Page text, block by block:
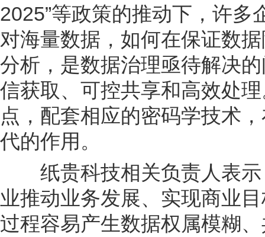
2025”等政策的推动下，许
对海量数据，如何在保证数
分析，是数据治理亟待解决
信获取、可控共享和高效处
点，配套相应的密码学技术
代的作用。
纸贵科技相关负责人表示
业推动业务发展、实现商业
过程容易产生数据权属模糊